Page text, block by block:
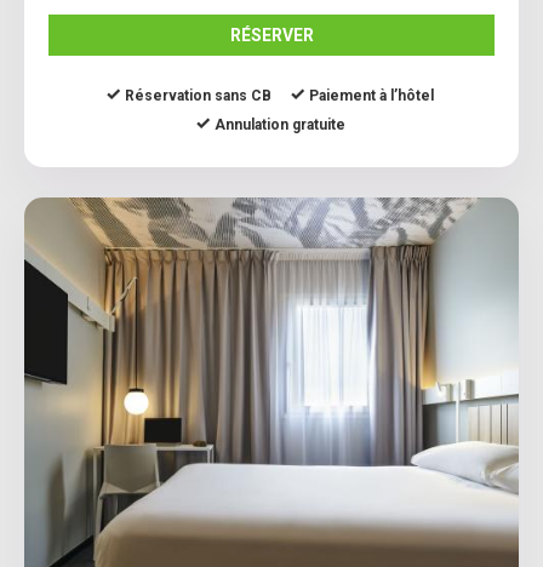
RÉSERVER
Réservation sans CB
Paiement à l’hôtel
Annulation gratuite